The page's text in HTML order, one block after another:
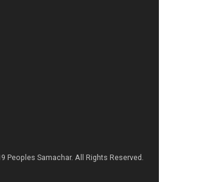
Peoples Samachar. All Rights Reserved.